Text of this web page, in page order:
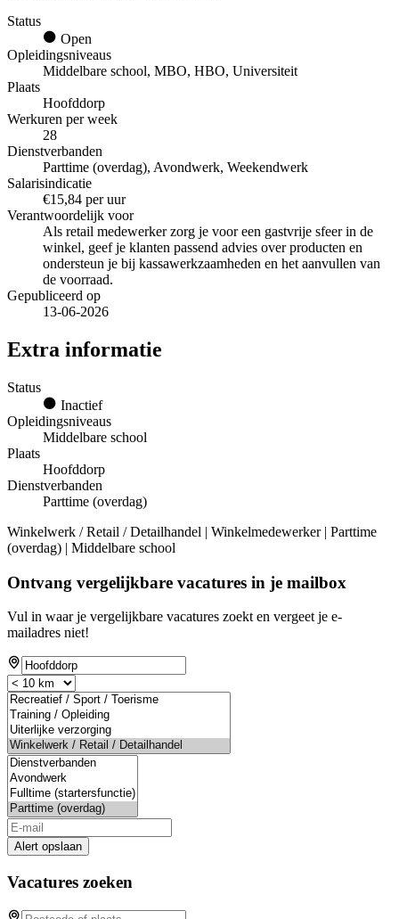
Status
Open
Opleidingsniveaus
Middelbare school, MBO, HBO, Universiteit
Plaats
Hoofddorp
Werkuren per week
28
Dienstverbanden
Parttime (overdag), Avondwerk, Weekendwerk
Salarisindicatie
€15,84 per uur
Verantwoordelijk voor
Als retail medewerker zorg je voor een gastvrije sfeer in de
winkel, geef je klanten passend advies over producten en
ondersteun je bij kassawerkzaamheden en het aanvullen van
de voorraad.
Gepubliceerd op
13-06-2026
Extra informatie
Status
Inactief
Opleidingsniveaus
Middelbare school
Plaats
Hoofddorp
Dienstverbanden
Parttime (overdag)
Winkelwerk / Retail / Detailhandel | Winkelmedewerker | Parttime
(overdag) | Middelbare school
Ontvang vergelijkbare vacatures in je mailbox
Vul in waar je vergelijkbare vacatures zoekt en vergeet je e-
mailadres niet!
Alert opslaan
Vacatures zoeken